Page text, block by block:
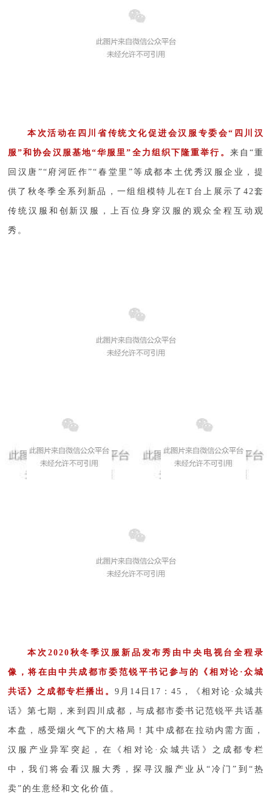
本次活动在四川省传统文化促进会汉服专委会“四川汉
服”和协会汉服基地“华服里”全力组织下隆重举行。 来自“重
回汉唐”“府河匠作”“春堂里”等成都本土优秀汉服企业，提
供了秋冬季全系列新品，一组组模特儿在T台上展示了42套
传统汉服和创新汉服，上百位身穿汉服的观众全程互动观
秀。
本次2020秋冬季汉服新品发布秀由中央电视台全程录
像，将在由中共成都市委范锐平书记参与的《相对论·众城
共话》之成都专栏播出。 9月14日17：45，《相对论·众城共
话》第七期，来到四川成都，与成都市委书记范锐平共话基
本盘，感受烟火气下的大格局！其中成都在拉动内需方面，
汉服产业异军突起，在《相对论·众城共话》之成都专栏
中，我们将会看汉服大秀，探寻汉服产业从“冷门”到“热
卖”的生意经和文化价值。